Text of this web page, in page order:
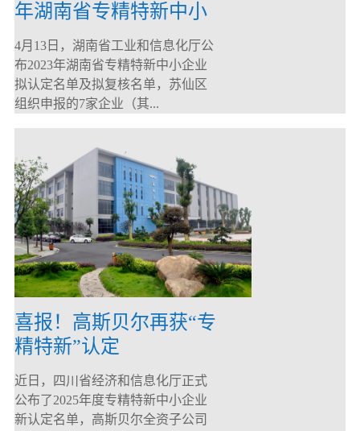
年湖南省专精特新中小
企业
4月13日，湖南省工业和信息化厅公
布2023年湖南省专精特新中小企业
拟认定名单及拟复核名单，苏仙区
组织申报的7家企业（其...
喜报！高斯贝尔再获“专
精特新”认定
近日，四川省经济和信息化厅正式
公布了2025年度专精特新中小企业
新认定名单，高斯贝尔全资子公司